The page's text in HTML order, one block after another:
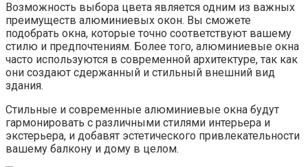
Возможность выбора цвета является одним из важных
преимуществ алюминиевых окон.​ Вы сможете
подобрать окна, которые точно соответствуют вашему
стилю и предпочтениям. Более того, алюминиевые окна
часто используются в современной архитектуре, так как
они создают сдержанный и стильный внешний вид
здания.​
Стильные и современные алюминиевые окна будут
гармонировать с различными стилями интерьера и
экстерьера, и добавят эстетического привлекательности
вашему балкону и дому в целом.​